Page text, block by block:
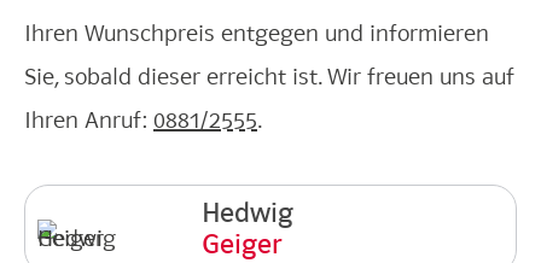
Ihren Wunschpreis entgegen und informieren
Sie, sobald dieser erreicht ist. Wir freuen uns auf
Ihren Anruf: 0881/2555.
Hedwig
Geiger